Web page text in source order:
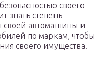
своего
знать степень
своей автомашины и
по маркам, чтобы
своего имущества.